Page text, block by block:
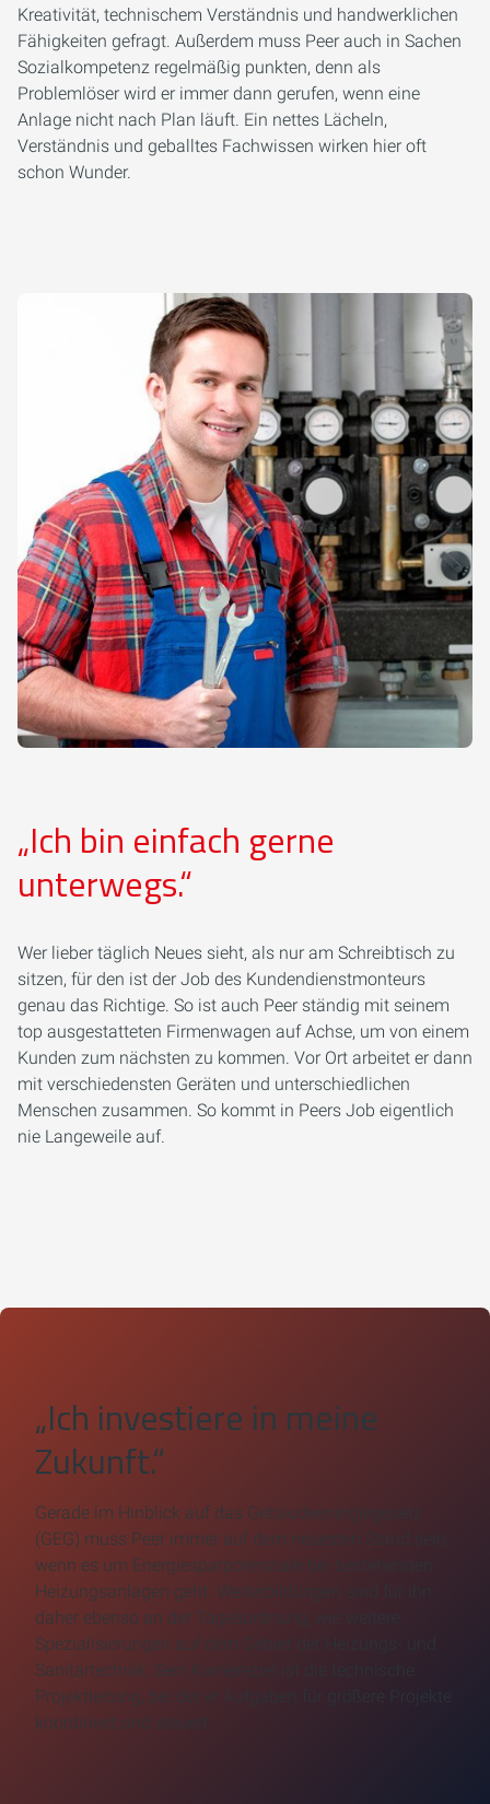
Kreativität, technischem Verständnis und handwerklichen
Fähigkeiten gefragt. Außerdem muss Peer auch in Sachen
Sozialkompetenz regelmäßig punkten, denn als
Problemlöser wird er immer dann gerufen, wenn eine
Anlage nicht nach Plan läuft. Ein nettes Lächeln,
Verständnis und geballtes Fachwissen wirken hier oft
schon Wunder.
„Ich bin einfach gerne
unterwegs.“
Wer lieber täglich Neues sieht, als nur am Schreibtisch zu
sitzen, für den ist der Job des Kundendienstmonteurs
genau das Richtige. So ist auch Peer ständig mit seinem
top ausgestatteten Firmenwagen auf Achse, um von einem
Kunden zum nächsten zu kommen. Vor Ort arbeitet er dann
mit verschiedensten Geräten und unterschiedlichen
Menschen zusammen. So kommt in Peers Job eigentlich
nie Langeweile auf.
„Ich investiere in meine
Zukunft.“
Gerade im Hinblick auf das Gebäudeenergiegesetz
(GEG) muss Peer immer auf dem neuesten Stand sein,
wenn es um Energiesparpotenziale bei bestehenden
Heizungsanlagen geht. Weiterbildungen sind für ihn
daher ebenso an der Tagesordnung, wie weitere
Spezialisierungen auf dem Gebiet der Heizungs- und
Sanitärtechnik. Sein Karriereziel ist die technische
Projektleitung, bei der er Aufgaben für größere Projekte
koordiniert und steuert.